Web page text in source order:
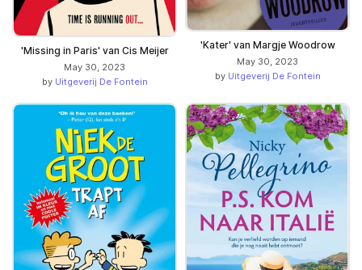
'Missing in Paris' van Cis Meijer
May 30, 2023
by Uitgeverij De Fontein
'Kater' van Margje Woodrow
May 30, 2023
by Uitgeverij De Fontein